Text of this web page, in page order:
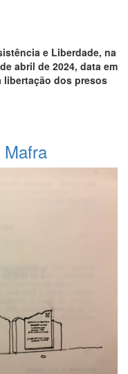
e Liberdade, na
abril de 2024, data em
libertação dos presos
Mafra